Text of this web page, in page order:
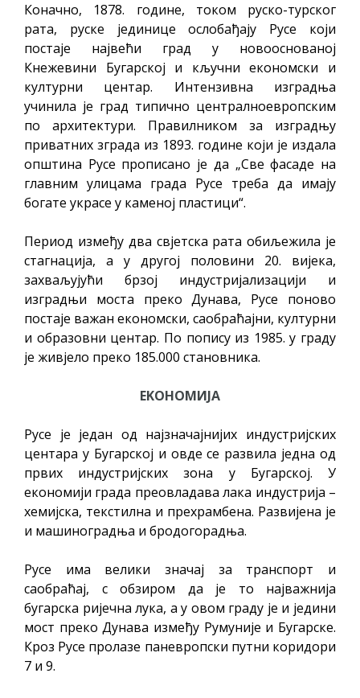
Коначно, 1878. године, током руско-турског
рата, руске јединице ослобађају Русе који
постаје највећи град у новооснованој
Кнежевини Бугарској и кључни економски и
културни центар. Интензивна изградња
учинила је град типично централноевропским
по архитектури. Правилником за изградњу
приватних зграда из 1893. године који је издала
општина Русе прописано је да „Све фасаде на
главним улицама града Русе треба да имају
богате украсе у каменој пластици“.
Период између два свјетска рата обиљежила је
стагнација, а у другој половини 20. вијека,
захваљујући брзој индустријализацији и
изградњи моста преко Дунава, Русе поново
постаје важан економски, саобраћајни, културни
и образовни центар. По попису из 1985. у граду
је живјело преко 185.000 становника.
EKOНОМИЈА
Русе је један од најзначајнијих индустријских
центара у Бугарској и овде се развила једна од
првих индустријских зона у Бугарској. У
економији града преовладава лака индустрија –
хемијска, текстилна и прехрамбена. Развијена је
и машиноградња и бродогорадња.
Русе има велики значај за транспорт и
саобраћај, с обзиром да је то најважнија
бугарска ријечна лука, а у овом граду је и једини
мост преко Дунава између Румуније и Бугарске.
Кроз Русе пролазе паневропски путни коридори
7 и 9.